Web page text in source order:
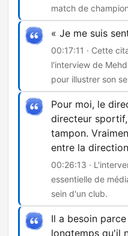
match de
« Je me suis
00:17:11 · Cette
l'interview de
pour illustrer son
Pour moi, le
directeur
tampon.
entre la
00:26:13 ·
essentielle de
sein d'un club.
Il a besoin
longtemps qu'il